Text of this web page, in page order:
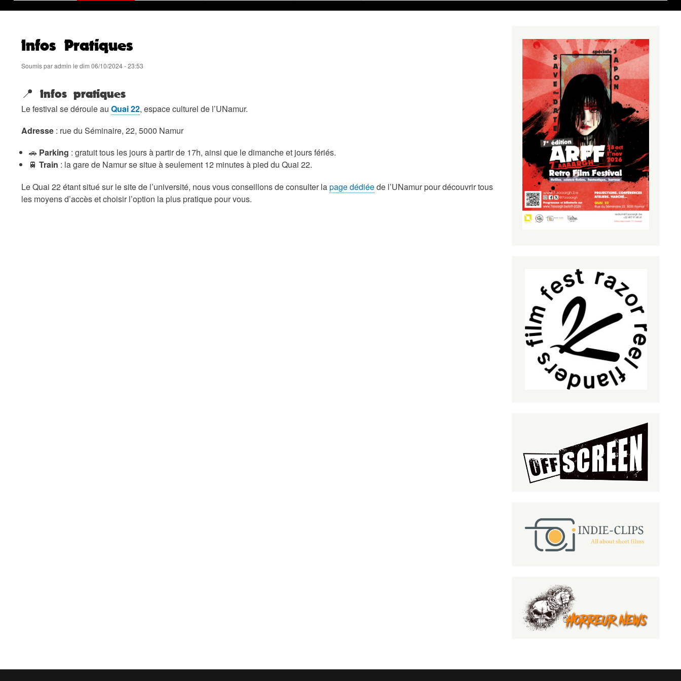
Infos Pratiques
Soumis paradmin le dim 06/10/2024 - 23:53
📍 Infos pratiques
Le festival se déroule au Quai 22, espace culturel de l’UNamur.
Adresse : rue du Séminaire, 22, 5000 Namur
🚗 Parking : gratuit tous les jours à partir de 17h, ainsi que le dimanche et jours fériés.
🚆 Train : la gare de Namur se situe à seulement 12 minutes à pied du Quai 22.
Le Quai 22 étant situé sur le site de l’université, nous vous conseillons de consulter lapage dédiéede l’UNamur pour découvrir tous
les moyens d’accès et choisir l’option la plus pratique pour vous.